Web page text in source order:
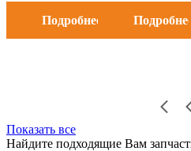
Подробнее Подробнее
Показать все
Найдите подходящие Вам